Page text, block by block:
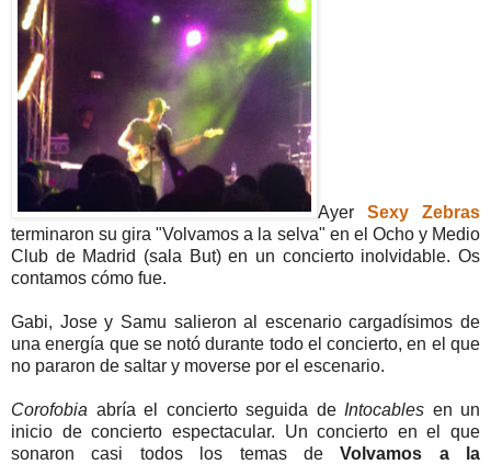
Ayer Sexy Zebras
terminaron su gira "Volvamos a la selva" en el Ocho y Medio
Club de Madrid (sala But) en un concierto inolvidable. Os
contamos cómo fue.
Gabi, Jose y Samu salieron al escenario cargadísimos de
una energía que se notó durante todo el concierto, en el que
no pararon de saltar y moverse por el escenario.
Corofobia abría el concierto seguida de Intocables en un
inicio de concierto espectacular. Un concierto en el que
sonaron casi todos los temas deVolvamos a la